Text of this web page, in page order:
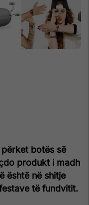
botës së
produkt i madh
është në shitje
të fundvitit.